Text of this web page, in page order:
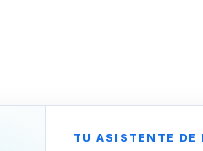
TU ASISTENTE DE